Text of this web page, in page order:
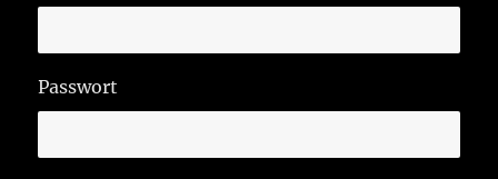
Passwort